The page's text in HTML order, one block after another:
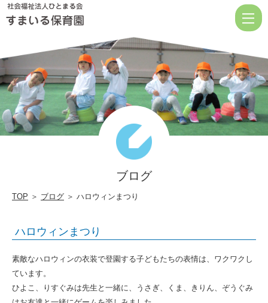
ハ
ロ
ウ
ィ
ン
ま
つ
会
福
祉
法
人
ブログ
TOP ＞ ブログ ＞ ハロウィンまつり
ハロウィンまつり
素敵なハロウィンの衣装で登園する子どもたちの表情は、ワクワクし
ています。
ひよこ、りすぐみは先生と一緒に、うさぎ、くま、きりん、ぞうぐみ